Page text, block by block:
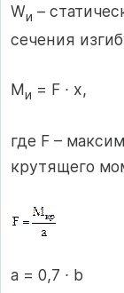
Wи –
сечения
Ми = F ∙ х,
где F –
крутящего
а = 0,7 ∙ b